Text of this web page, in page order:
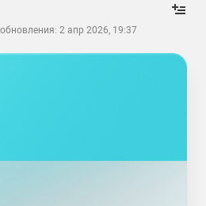
2 апр 2026, 19:37